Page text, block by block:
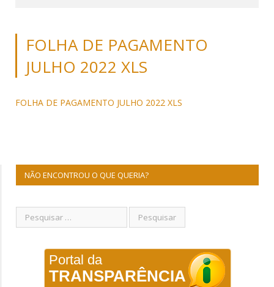
FOLHA DE PAGAMENTO
JULHO 2022 XLS
FOLHA DE PAGAMENTO JULHO 2022 XLS
NÃO ENCONTROU O QUE QUERIA?
Portal da
TRANSPARÊNCIA